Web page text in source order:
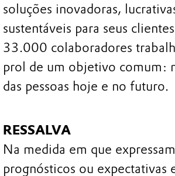
soluções inovadoras,
sustentáveis para seus
33.000 colaboradores
prol de um objetivo comum:
das pessoas hoje e no futuro.
RESSALVA
Na medida em que
prognósticos ou expectativas